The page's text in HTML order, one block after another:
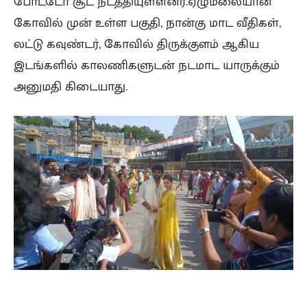
கோவில் முன் உள்ள பகுதி, நான்கு மாட வீதிகள்,
லட்டு கவுண்டர், கோவில் திருக்குளம் ஆகிய
இடங்களில் காலணிகளுடன் நடமாட யாருக்கும்
அனுமதி கிடையாது.